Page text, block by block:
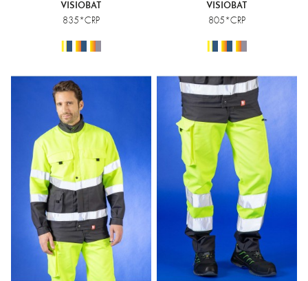
VISIOBAT
835*CRP
VISIOBAT
805*CRP